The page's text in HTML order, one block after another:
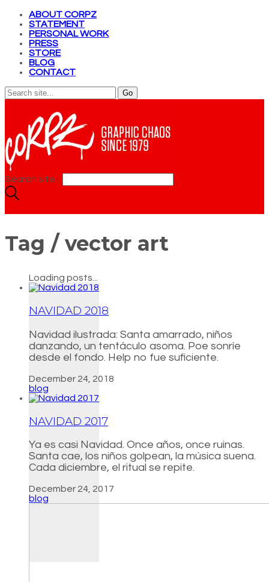
ABOUT CORPZ
STATEMENT
PERSONAL WORK
PRESS
STORE
BLOG
CONTACT
Search site...
Tag / vector art
Loading posts...
NAVIDAD 2018
Navidad ilustrada: Santa amarrado, niños
danzando, un tentáculo asoma. Poe sonríe
desde el fondo. Help no fue suficiente.
December 24, 2018
blog
NAVIDAD 2017
Ya es casi Navidad. Once años, once ruinas.
Santa cae, los niños golpean, la música suena.
Cada diciembre, el ritual se repite.
December 24, 2017
blog